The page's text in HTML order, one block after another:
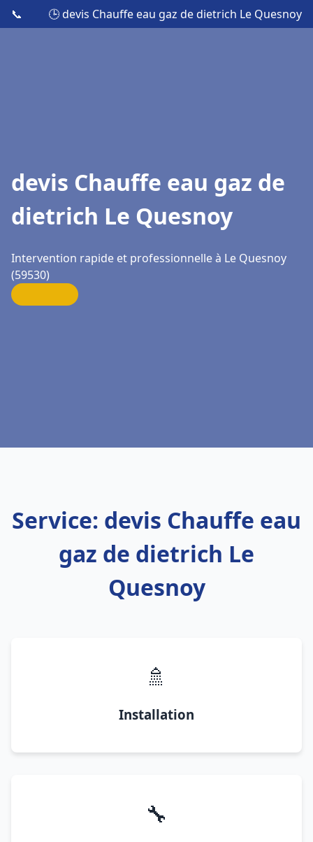
📞 🕒 devis Chauffe eau gaz de dietrich Le Quesnoy
devis Chauffe eau gaz de
dietrich Le Quesnoy
Intervention rapide et professionnelle à Le Quesnoy
(59530)
Service: devis Chauffe eau
gaz de dietrich Le
Quesnoy
🚿
Installation
🔧